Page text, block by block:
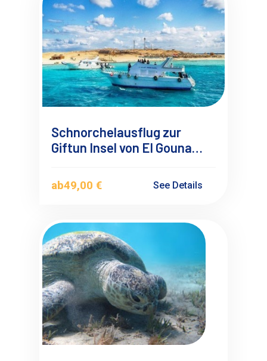
Schnorchelausflug zur
Giftun Insel von El Gouna
ab49,00 € See Details